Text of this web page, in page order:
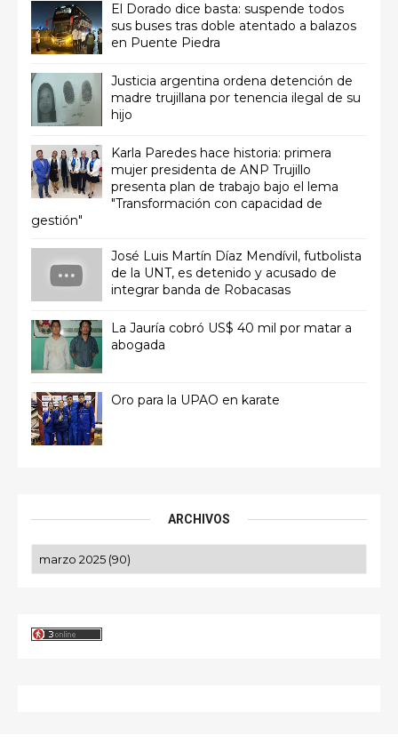
El Dorado dice basta: suspende todos
sus buses tras doble atentado a balazos
en Puente Piedra
Justicia argentina ordena detención de
madre trujillana por tenencia ilegal de su
hijo
Karla Paredes hace historia: primera
mujer presidenta de ANP Trujillo
presenta plan de trabajo bajo el lema
"Transformación con capacidad de
gestión"
José Luis Martín Díaz Mendívil, futbolista
de la UNT, es detenido y acusado de
integrar banda de Robacasas
La Jauría cobró US$ 40 mil por matar a
abogada
Oro para la UPAO en karate
ARCHIVOS